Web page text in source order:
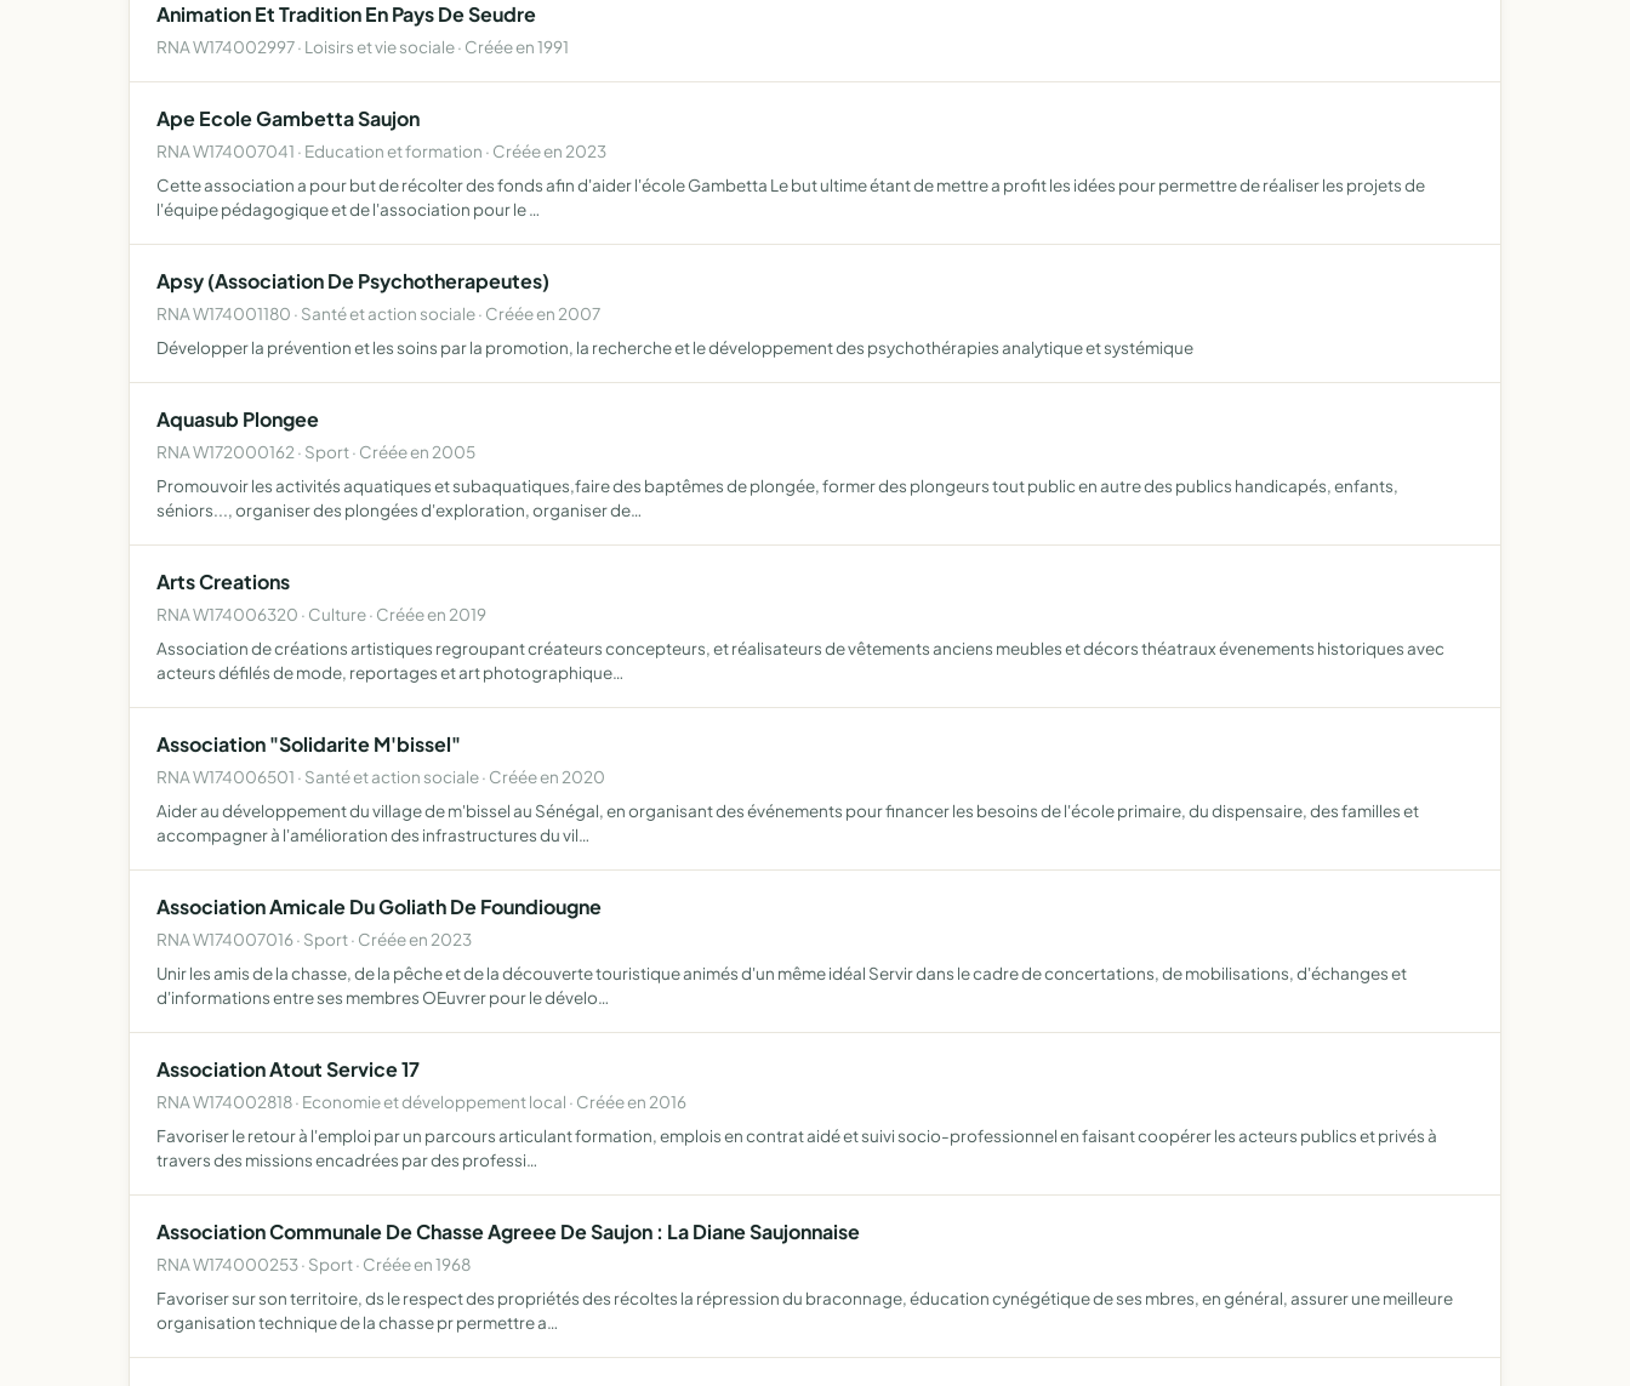
Animation Et Tradition En Pays De Seudre
RNA W174002997 · Loisirs et vie sociale · Créée en 1991
Ape Ecole Gambetta Saujon
RNA W174007041 · Education et formation · Créée en 2023
Cette association a pour but de récolter des fonds afin d'aider l'école Gambetta Le but ultime étant de mettre a profit les idées pour permettre de réaliser les projets de
l'équipe pédagogique et de l'association pour le …
Apsy (Association De Psychotherapeutes)
RNA W174001180 · Santé et action sociale · Créée en 2007
Développer la prévention et les soins par la promotion, la recherche et le développement des psychothérapies analytique et systémique
Aquasub Plongee
RNA W172000162 · Sport · Créée en 2005
Promouvoir les activités aquatiques et subaquatiques,faire des baptêmes de plongée, former des plongeurs tout public en autre des publics handicapés, enfants,
séniors..., organiser des plongées d'exploration, organiser de…
Arts Creations
RNA W174006320 · Culture · Créée en 2019
Association de créations artistiques regroupant créateurs concepteurs, et réalisateurs de vêtements anciens meubles et décors théatraux évenements historiques avec
acteurs défilés de mode, reportages et art photographique…
Association "Solidarite M'bissel"
RNA W174006501 · Santé et action sociale · Créée en 2020
Aider au développement du village de m'bissel au Sénégal, en organisant des événements pour financer les besoins de l'école primaire, du dispensaire, des familles et
accompagner à l'amélioration des infrastructures du vil…
Association Amicale Du Goliath De Foundiougne
RNA W174007016 · Sport · Créée en 2023
Unir les amis de la chasse, de la pêche et de la découverte touristique animés d'un même idéal Servir dans le cadre de concertations, de mobilisations, d'échanges et
d'informations entre ses membres OEuvrer pour le dévelo…
Association Atout Service 17
RNA W174002818 · Economie et développement local · Créée en 2016
Favoriser le retour à l'emploi par un parcours articulant formation, emplois en contrat aidé et suivi socio-professionnel en faisant coopérer les acteurs publics et privés à
travers des missions encadrées par des professi…
Association Communale De Chasse Agreee De Saujon : La Diane Saujonnaise
RNA W174000253 · Sport · Créée en 1968
Favoriser sur son territoire, ds le respect des propriétés des récoltes la répression du braconnage, éducation cynégétique de ses mbres, en général, assurer une meilleure
organisation technique de la chasse pr permettre a…